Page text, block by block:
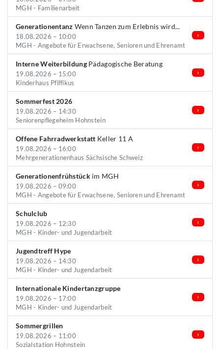
MGH - Familienarbeit
Generationentanz Wenn Tanzen zum Erlebnis wird...
18.08.2026 – 10:00
MGH - Angebote für Erwachsene, Senioren und Ehrenamt
Interne WeiterbildungPädagogische Beratung
19.08.2026 – 15:00
Kinderhaus Pfiffikus
Sommerfest 2026
19.08.2026 – 14:30
Seniorenpflegeheim Hohnstein
Offene Fahrradwerkstatt Keller 11 A
19.08.2026 – 16:00
Mehrgenerationenhaus Sächsische Schweiz
Generationenfrühstückim MGH
19.08.2026 – 09:00
MGH - Angebote für Erwachsene, Senioren und Ehrenamt
Schulclub
19.08.2026 – 12:30
MGH - Kinder- und Jugendarbeit
Jugendtreff Hype
19.08.2026 – 14:30
MGH - Kinder- und Jugendarbeit
Internationale Kindertanzgruppe
19.08.2026 – 17:00
MGH - Kinder- und Jugendarbeit
Sommergrillen
19.08.2026 – 11:00
Sozialstation Hohnstein